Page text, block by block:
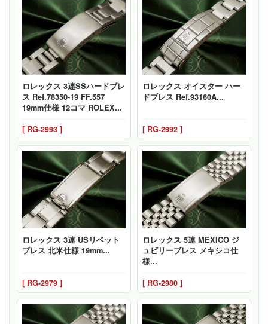
ロレックス 3連SSハードブレ
ス Ref.78350-19 FF.557
19mm仕様 12コマ ROLEX...
[ RG-2993 ]
ロレックス オイスター ハー
ドブレス Ref.93160A...
[ RG-2992 ]
ロレックス 3連 USリベット
ブレス 北米仕様 19mm...
[ RG-2979 ]
ロレックス 5連 MEXICO ジ
ュビリーブレス メキシコ仕
様...
[ RG-2980 ]